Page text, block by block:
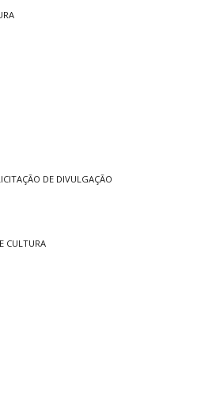
DE DIVULGAÇÃO
CULTURA